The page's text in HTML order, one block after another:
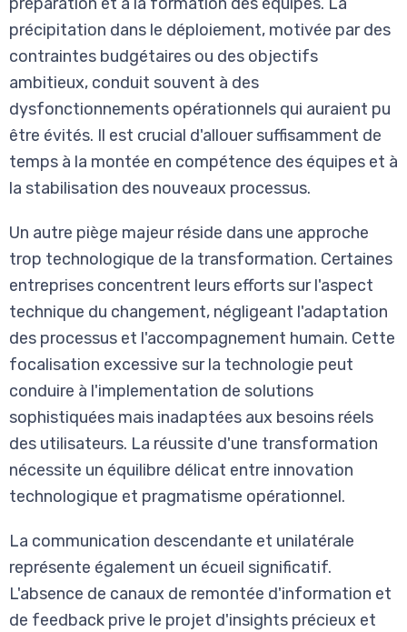
précipitation dans le déploiement, motivée par des
contraintes budgétaires ou des objectifs
ambitieux, conduit souvent à des
dysfonctionnements opérationnels qui auraient pu
être évités. Il est crucial d'allouer suffisamment de
temps à la montée en compétence des équipes et à
la stabilisation des nouveaux processus.
Un autre piège majeur réside dans une approche
trop technologique de la transformation. Certaines
entreprises concentrent leurs efforts sur l'aspect
technique du changement, négligeant l'adaptation
des processus et l'accompagnement humain. Cette
focalisation excessive sur la technologie peut
conduire à l'implementation de solutions
sophistiquées mais inadaptées aux besoins réels
des utilisateurs. La réussite d'une transformation
nécessite un équilibre délicat entre innovation
technologique et pragmatisme opérationnel.
La communication descendante et unilatérale
représente également un écueil significatif.
L'absence de canaux de remontée d'information et
de feedback prive le projet d'insights précieux et